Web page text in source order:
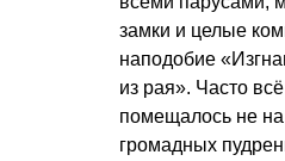
замки и целые
наподобие
из рая». Часто
помещалось не
громадных